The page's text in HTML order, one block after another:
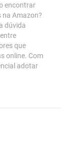
encontrar
na Amazon?
dúvida
que
online. Com
adotar